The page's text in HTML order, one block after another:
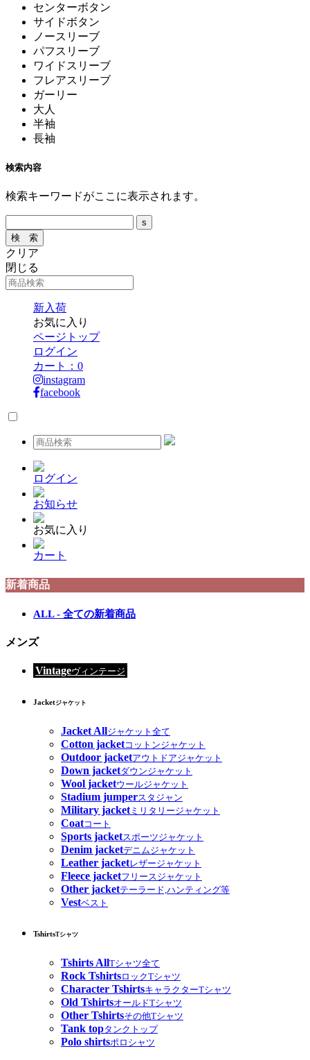
センターボタン
サイドボタン
ノースリーブ
パフスリーブ
ワイドスリーブ
フレアスリーブ
ガーリー
大人
半袖
長袖
検索内容
検索キーワードがここに表示されます。
クリア
閉じる
新入荷
お気に入り
ページトップ
ログイン
カート： 0
instagram
facebook
ログイン
お知らせ
お気に入り
カート
新着商品
ALL - 全ての新着商品
メンズ
Vintageヴィンテージ
Jacketジャケット
Jacket Allジャケット全て
Cotton jacketコットンジャケット
Outdoor jacketアウトドアジャケット
Down jacketダウンジャケット
Wool jacketウールジャケット
Stadium jumperスタジャン
Military jacketミリタリージャケット
Coatコート
Sports jacketスポーツジャケット
Denim jacketデニムジャケット
Leather jacketレザージャケット
Fleece jacketフリースジャケット
Other jacketテーラード,ハンティング等
Vestベスト
TshirtsTシャツ
Tshirts AllTシャツ全て
Rock TshirtsロックTシャツ
Character TshirtsキャラクターTシャツ
Old TshirtsオールドTシャツ
Other Tshirtsその他Tシャツ
Tank topタンクトップ
Polo shirtsポロシャツ